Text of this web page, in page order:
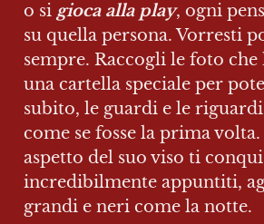
o si gioca alla play, ogni
su quella persona. Vorresti
sempre. Raccogli le foto
una cartella speciale per
subito, le guardi e le
come se fosse la prima
aspetto del suo viso ti
incredibilmente appuntiti,
grandi e neri come la notte.